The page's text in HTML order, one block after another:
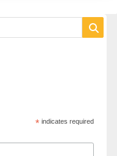
* indicates required